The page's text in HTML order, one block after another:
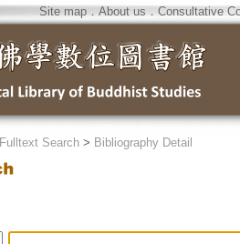
Site map．About us ． Consultative
Fulltext Search > Bibliography Detail